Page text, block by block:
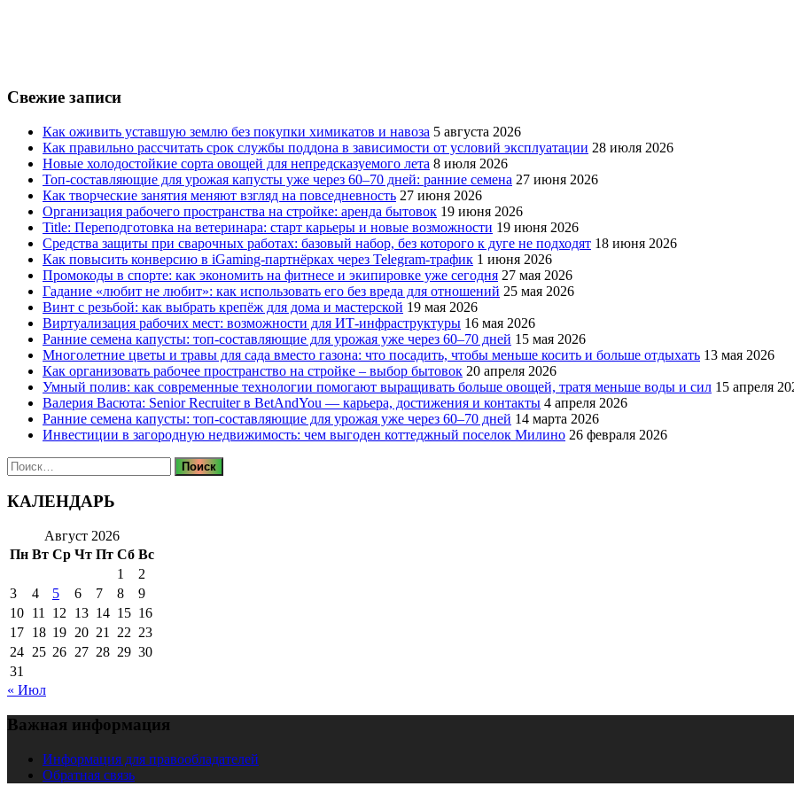
Свежие записи
Как оживить уставшую землю без покупки химикатов и навоза 5 августа 2026
Как правильно рассчитать срок службы поддона в зависимости от условий эксплуатации 28 июля 2026
Новые холодостойкие сорта овощей для непредсказуемого лета 8 июля 2026
Топ-составляющие для урожая капусты уже через 60–70 дней: ранние семена 27 июня 2026
Как творческие занятия меняют взгляд на повседневность 27 июня 2026
Организация рабочего пространства на стройке: аренда бытовок 19 июня 2026
Title: Переподготовка на ветеринара: старт карьеры и новые возможности 19 июня 2026
Средства защиты при сварочных работах: базовый набор, без которого к дуге не подходят 18 июня 2026
Как повысить конверсию в iGaming-партнёрках через Telegram-трафик 1 июня 2026
Промокоды в спорте: как экономить на фитнесе и экипировке уже сегодня 27 мая 2026
Гадание «любит не любит»: как использовать его без вреда для отношений 25 мая 2026
Винт с резьбой: как выбрать крепёж для дома и мастерской 19 мая 2026
Виртуализация рабочих мест: возможности для ИТ-инфраструктуры 16 мая 2026
Ранние семена капусты: топ‑составляющие для урожая уже через 60–70 дней 15 мая 2026
Многолетние цветы и травы для сада вместо газона: что посадить, чтобы меньше косить и больше отдыхать 13 мая 2026
Как организовать рабочее пространство на стройке – выбор бытовок 20 апреля 2026
Умный полив: как современные технологии помогают выращивать больше овощей, тратя меньше воды и сил 15 апреля
Валерия Васюта: Senior Recruiter в BetAndYou — карьера, достижения и контакты 4 апреля 2026
Ранние семена капусты: топ‑составляющие для урожая уже через 60–70 дней 14 марта 2026
Инвестиции в загородную недвижимость: чем выгоден коттеджный поселок Милино 26 февраля 2026
Найти:
КАЛЕНДАРЬ
Август 2026
Пн Вт Ср Чт Пт Сб Вс
1
2
3
4 5 6 7 8
9
10 11 12 13 14 15 16
17 18 19 20 21 22 23
24 25 26 27 28 29 30
31
« Июл
Важная информация
Информация для правообладателей
Обратная связь